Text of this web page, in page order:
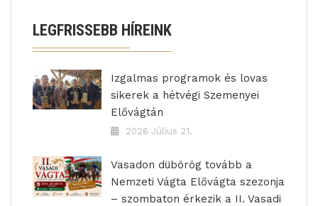
LEGFRISSEBB HÍREINK
Izgalmas programok és lovas
sikerek a hétvégi Szemenyei
Elővágtán
2026 Július 21.
Vasadon dübörög tovább a
Nemzeti Vágta Elővágta szezonja
– szombaton érkezik a II. Vasadi